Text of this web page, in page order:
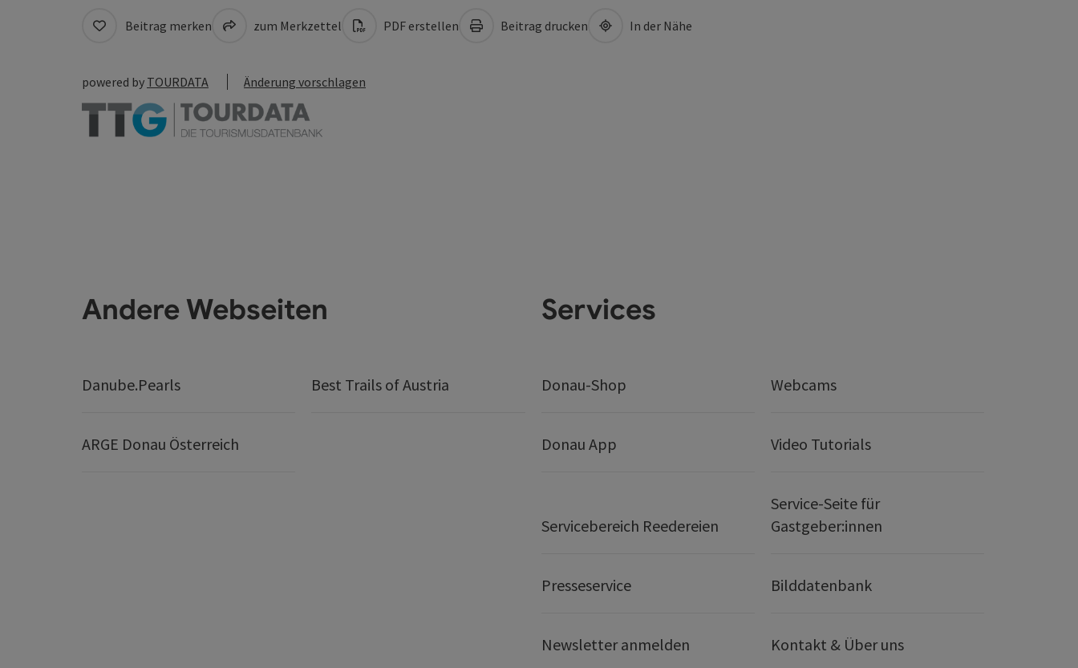
Beitrag merken zum Merkzettel PDF erstellen Beitrag drucken In der Nähe
powered by TOURDATA Änderung vorschlagen
Andere Webseiten
Danube.Pearls Best Trails of Austria
ARGE Donau Österreich
Services
Donau-Shop Webcams
Donau App Video Tutorials
Servicebereich Reedereien
Service-Seite für
Gastgeber:innen
Presseservice Bilddatenbank
Newsletter anmelden Kontakt & Über uns